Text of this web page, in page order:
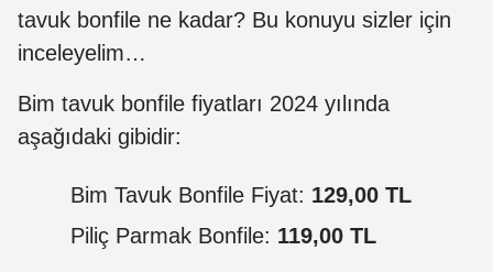
tavuk bonfile ne kadar? Bu konuyu sizler için
inceleyelim…
Bim tavuk bonfile fiyatları 2024 yılında
aşağıdaki gibidir:
Bim Tavuk Bonfile Fiyat: 129,00 TL
Piliç Parmak Bonfile: 119,00 TL